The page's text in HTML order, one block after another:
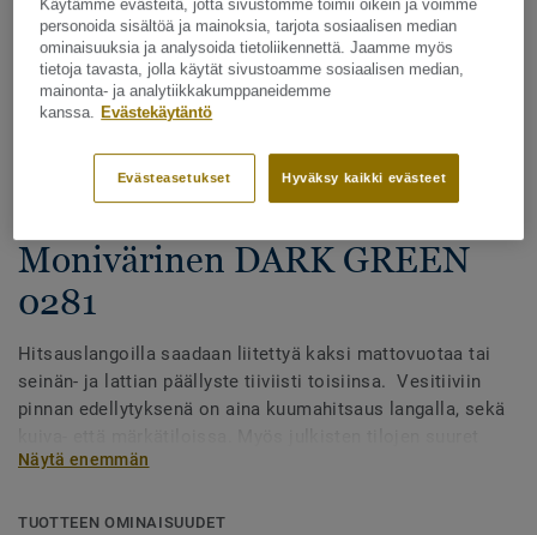
Katso kaikki kuosit - NCS ja LRV (1096)
Hitsauslangat - Homogeeniset
& heterogeeniset muovimatot -
Monivärinen DARK GREEN
0281
Hitsauslangoilla saadaan liitettyä kaksi mattovuotaa tai
seinän- ja lattian päällyste tiiviisti toisiinsa. Vesitiiviin
pinnan edellytyksenä on aina kuumahitsaus langalla, sekä
alueet tulee aina lankahitsata. Hitsatut saumat myös
rakoihin. Hitsauslankoja on saatavilla yksi- tai
Näytä enemmän
TUOTTEEN OMINAISUUDET
Käytämme evästeitä, jotta sivustomme toimii oikein ja voimme
personoida sisältöä ja mainoksia, tarjota sosiaalisen median
ominaisuuksia ja analysoida tietoliikennettä. Jaamme myös
tietoja tavasta, jolla käytät sivustoamme sosiaalisen median,
mainonta- ja analytiikkakumppaneidemme
kanssa. Evästekäytäntö
Hyväksy kaikki evästeet
Evästeasetukset